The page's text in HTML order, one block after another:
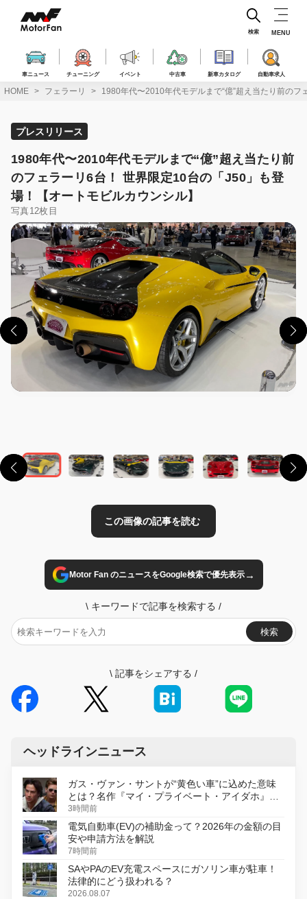
ス
車ニュース チューニング イベント 中古車 新車カタログ 自動車求人
検索 MENU
HOME フェラーリ 1980年代〜2010年代モデルまで“億”超え当たり前の
プレスリリース
1980年代〜2010年代モデルまで“億”超え当たり前
のフェラーリ6台！ 世界限定10台の「J50」も登
場！【オートモビルカウンシル】
写真12枚目
Motor Fan のニュースをGoogle検索で優先表示→
\ キーワードで記事を検索する /
検索
\ 記事をシェアする /
ヘッドラインニュース
ガス・ヴァン・サントが“黄色い車”に込めた意味
とは？名作『マイ・プライベート・アイダホ』が
初のデジタルリマスター版で復活
3時間前
電気自動車(EV)の補助金って？2026年の金額の目
安や申請方法を解説
7時間前
SAやPAのEV充電スペースにガソリン車が駐車！
法律的にどう扱われる？
2026.08.07